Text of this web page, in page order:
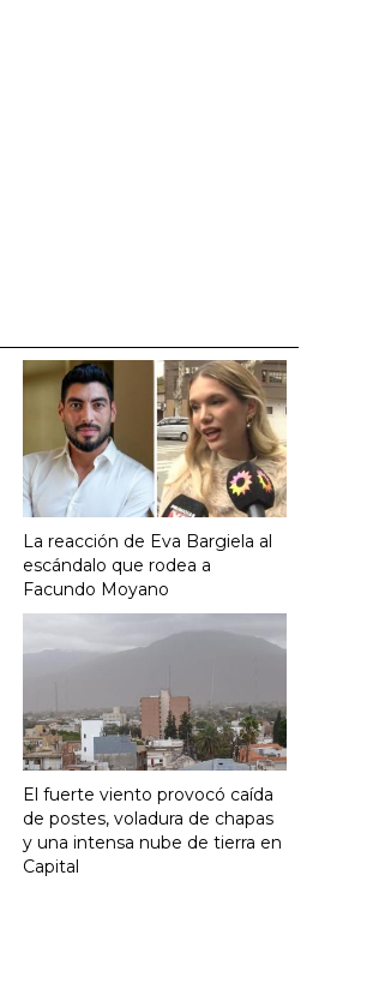
La reacción de Eva Bargiela al
escándalo que rodea a
Facundo Moyano
El fuerte viento provocó caída
de postes, voladura de chapas
y una intensa nube de tierra en
Capital